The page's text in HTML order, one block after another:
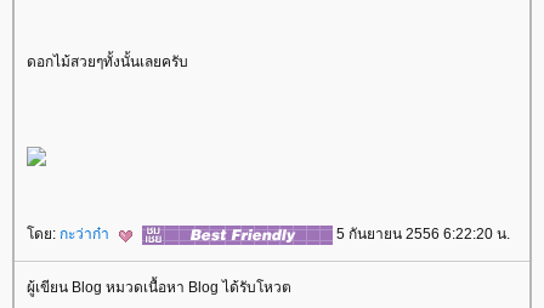
ดอกไม้สวยๆทั้งนั้นเลยครับ
ดย: กะว่าก๋า 5 กันยายน 2556 6:22:20 น.
ผู้เขียน Blog หมวดเนื้อหา Blog ได้รับโหวต